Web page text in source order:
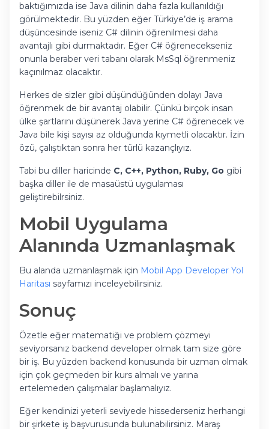
baktığımızda ise Java dilinin daha fazla kullanıldığı
görülmektedir. Bu yüzden eğer Türkiye’de iş arama
düşüncesinde iseniz C# dilinin öğrenilmesi daha
avantajlı gibi durmaktadır. Eğer C# öğrenecekseniz
onunla beraber veri tabanı olarak MsSql öğrenmeniz
kaçınılmaz olacaktır.
Herkes de sizler gibi düşündüğünden dolayı Java
öğrenmek de bir avantaj olabilir. Çünkü birçok insan
ülke şartlarını düşünerek Java yerine C# öğrenecek ve
Java bile kişi sayısı az olduğunda kıymetli olacaktır. İzin
özü, çalıştıktan sonra her türlü kazançlıyız.
Tabi bu diller haricinde C, C++, Python, Ruby, Go gibi
başka diller ile de masaüstü uygulaması
geliştirebilrsiniz.
Mobil Uygulama
Alanında Uzmanlaşmak
Bu alanda uzmanlaşmak için Mobil App Developer Yol
Haritası sayfamızı inceleyebilirsiniz.
Sonuç
Özetle eğer matematiği ve problem çözmeyi
seviyorsanız backend developer olmak tam size göre
bir iş. Bu yüzden backend konusunda bir uzman olmak
için çok geçmeden bir kurs almalı ve yarına
ertelemeden çalışmalar başlamalıyız.
Eğer kendinizi yeterli seviyede hissederseniz herhangi
bir şirkete iş başvurusunda bulunabilirsiniz. Maraş